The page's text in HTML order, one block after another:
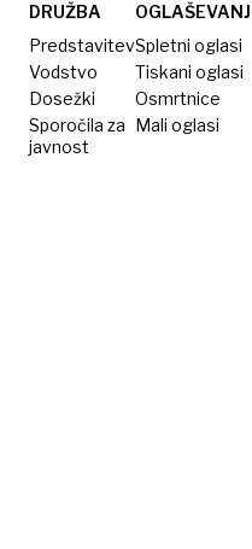
Evropi
DRUŽBA
Predstavitev
Vodstvo
Dosežki
Sporočila za
javnost
Spletni oglasi
Tiskani oglasi
Osmrtnice
Mali oglasi